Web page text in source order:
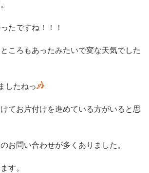
たですね！！！
ころもあったみたいで変な天気でした
したねっ
てお片付けを進めている方がいると思
お問い合わせが多くありました。
す。